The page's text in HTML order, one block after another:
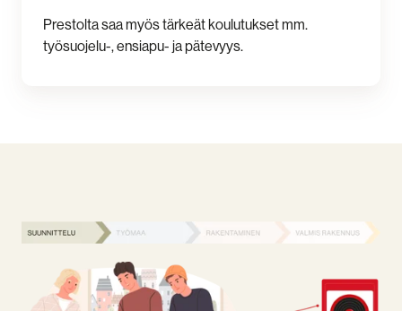
Prestolta saa myös tärkeät koulutukset mm.
työsuojelu-, ensiapu- ja pätevyys.